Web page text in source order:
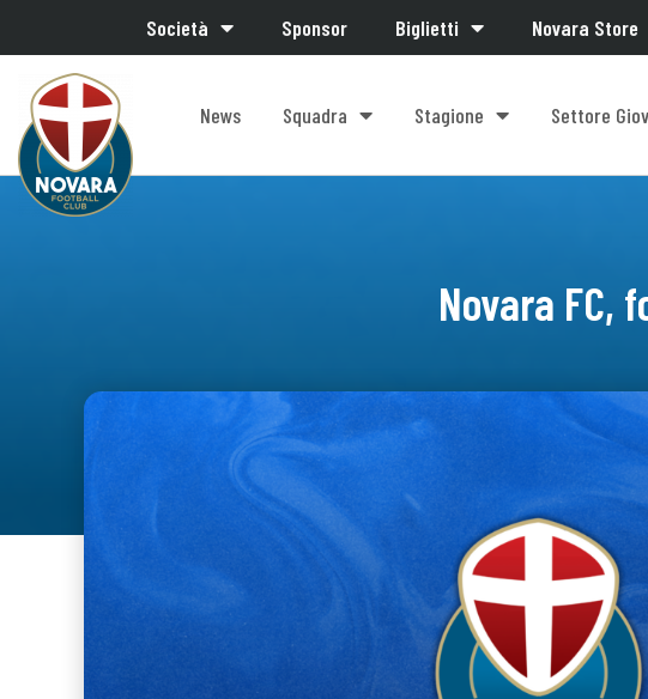
Società Sponsor Biglietti Novara Store
News Squadra Stagione Settore
Novara FC,